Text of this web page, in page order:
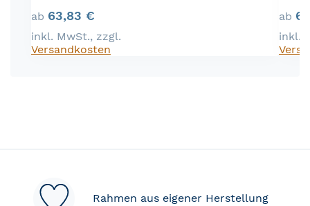
ab 63,83 €
inkl. MwSt., zzgl.
Versandkosten
ab
inkl.
Rahmen aus eigener Herstellung